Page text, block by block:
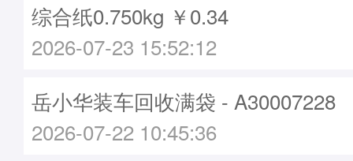
综合纸0.750kg ￥0.34
2026-07-23 15:52:12
岳小华装车回收满袋 - A30007228
2026-07-22 10:45:36